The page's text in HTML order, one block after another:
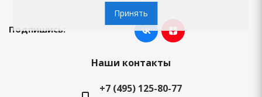
Подпишись:
Наши контакты
+7 (495) 125-80-77
Принять